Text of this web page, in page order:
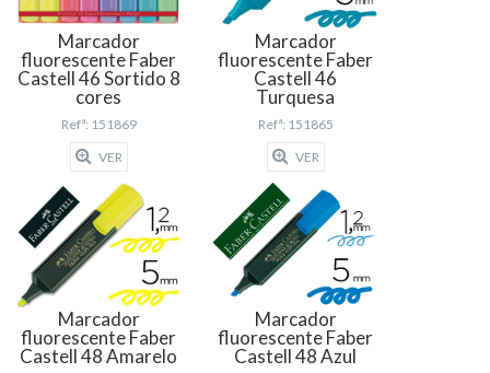
Marcador
fluorescente Faber
Castell 46 Sortido 8
cores
Refª: 151869
VER
Marcador
fluorescente Faber
Castell 46
Turquesa
Refª: 151865
VER
Marcador
fluorescente Faber
Castell 48 Amarelo
Marcador
fluorescente Faber
Castell 48 Azul